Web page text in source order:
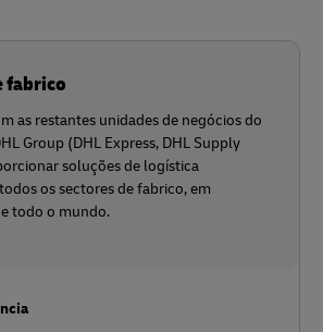
fabrico
as restantes unidades de negócios do
Group (DHL Express, DHL Supply
soluções de logística
os sectores de fabrico, em
todo o mundo.